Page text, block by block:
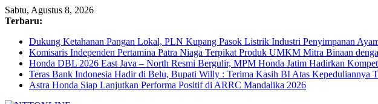
Sabtu, Agustus 8, 2026
Terbaru:
Dukung Ketahanan Pangan Lokal, PLN Kupang Pasok Listrik Industri Penyimpanan
Komisaris Independen Pertamina Patra Niaga Terpikat Produk UMKM Mitra Binaan
Honda DBL 2026 East Java – North Resmi Bergulir, MPM Honda Jatim Hadirkan
Teras Bank Indonesia Hadir di Belu, Bupati Willy : Terima Kasih BI Atas Kepeduliannya
Astra Honda Siap Lanjutkan Performa Positif di ARRC Mandalika 2026